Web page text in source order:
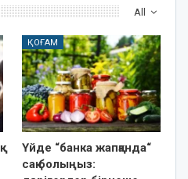
All
ҚОҒАМ
Үйде “банка жапқанда“
сақ болыңыз: